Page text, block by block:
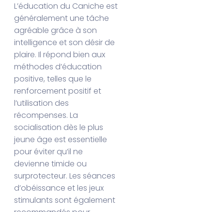
L’éducation du Caniche est
généralement une tâche
agréable grâce à son
intelligence et son désir de
plaire. Il répond bien aux
méthodes d’éducation
positive, telles que le
renforcement positif et
l’utilisation des
récompenses. La
socialisation dès le plus
jeune âge est essentielle
pour éviter qu’il ne
devienne timide ou
surprotecteur. Les séances
d’obéissance et les jeux
stimulants sont également